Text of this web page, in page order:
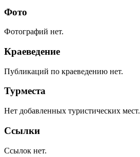
Фото
Фотографий нет.
Краеведение
Публикаций по краеведению нет.
Турместа
Нет добавленных туристических мест.
Ссылки
Ссылок нет.